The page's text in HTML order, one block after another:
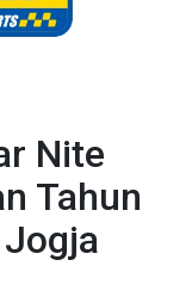
Nite
Tahun